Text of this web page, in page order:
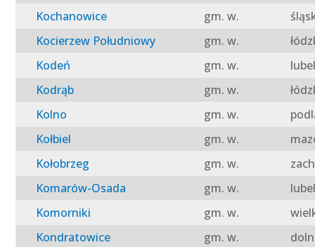
Kochanowice
gm. w.
Kocierzew Południowy
gm. w.
Kodeń
gm. w.
Kodrąb
gm. w.
Kolno
gm. w.
Kołbiel
gm. w.
Kołobrzeg
gm. w.
Komarów-Osada
gm. w.
Komorniki
gm. w.
Kondratowice
gm. w.